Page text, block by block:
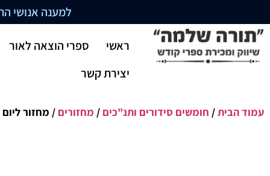
למענה אנושי התקשרו
ראשי
ספרי הוצאה לאור
יצירת קשר
עמוד הבית/ חומשים סידורים ותנ"כים / מחזורים / מחזור